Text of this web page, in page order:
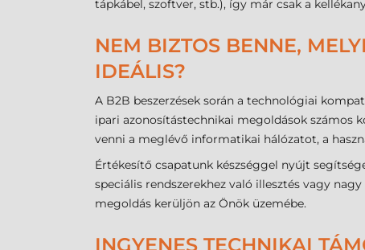
tápkábel, szoftver, stb.), így már csak a
NEM BIZTOS BENNE,
IDEÁLIS?
A B2B beszerzések során a technológiai
ipari azonosítástechnikai megoldások számos
venni a meglévő informatikai hálózatot, a
Értékesítő csapatunk készséggel nyújt
speciális rendszerekhez való illesztés vagy
megoldás kerüljön az Önök üzemébe.
INGYENES TECHNIKAI